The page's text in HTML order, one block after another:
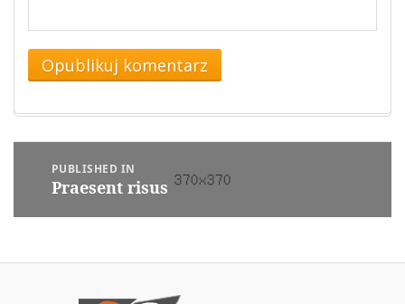
Nawigacja
wpisu
PUBLISHED IN
Praesent risus